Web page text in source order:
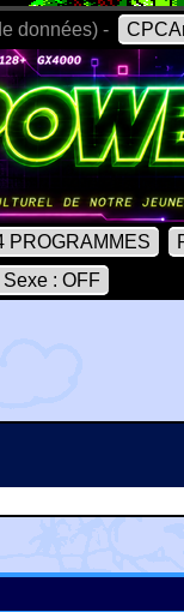
données) -
PROGRAMMES
: OFF